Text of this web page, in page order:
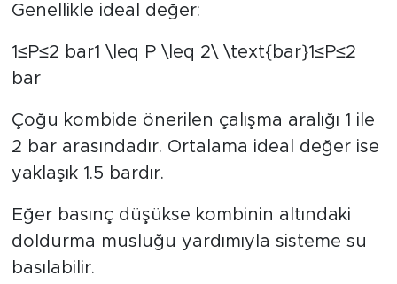
Genellikle ideal değer:
1≤P≤2 bar1 \leq P \leq 2\ \text{bar}1≤P≤2
bar
Çoğu kombide önerilen çalışma aralığı 1 ile
2 bar arasındadır. Ortalama ideal değer ise
yaklaşık 1.5 bardır.
Eğer basınç düşükse kombinin altındaki
doldurma musluğu yardımıyla sisteme su
basılabilir.